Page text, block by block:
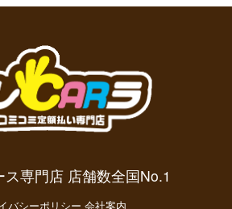
ス専門店 店舗数全国No.1
バシーポリシー 会社案内